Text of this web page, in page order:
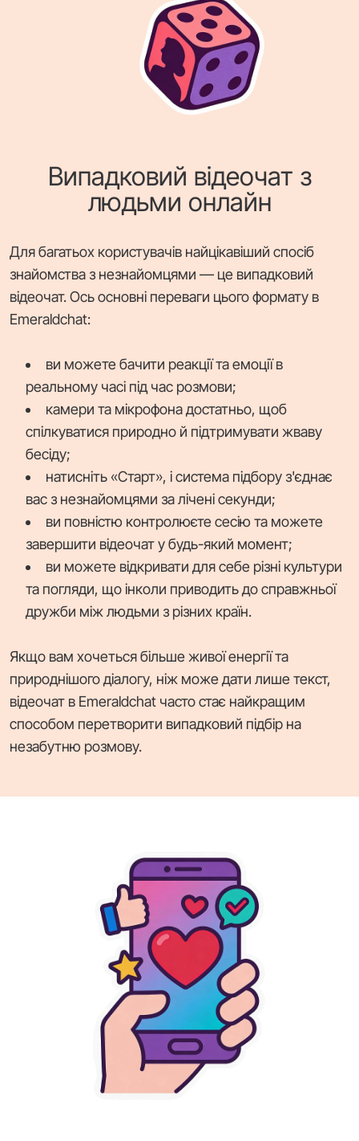
Випадковий відеочат з
людьми онлайн
Для багатьох користувачів найцікавіший спосіб
знайомства з незнайомцями — це випадковий
відеочат. Ось основні переваги цього формату в
Emeraldchat:
ви можете бачити реакції та емоції в
реальному часі під час розмови;
камери та мікрофона достатньо, щоб
спілкуватися природно й підтримувати жваву
бесіду;
натисніть «Старт», і система підбору з'єднає
вас з незнайомцями за лічені секунди;
ви повністю контролюєте сесію та можете
завершити відеочат у будь-який момент;
ви можете відкривати для себе різні культури
та погляди, що інколи приводить до справжньої
дружби між людьми з різних країн.
Якщо вам хочеться більше живої енергії та
природнішого діалогу, ніж може дати лише текст,
відеочат в Emeraldchat часто стає найкращим
способом перетворити випадковий підбір на
незабутню розмову.